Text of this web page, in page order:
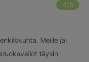
4/6
Meille jäi
täysin